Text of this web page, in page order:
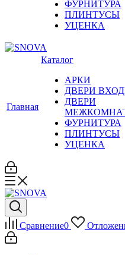
ФУРНИТУРА
ПЛИНТУСЫ
УЦЕНКА
Главная
Каталог
АРКИ
ДВЕРИ
ДВЕРИ
ФУРНИТУРА
ПЛИНТУСЫ
УЦЕНКА
Сравнение0